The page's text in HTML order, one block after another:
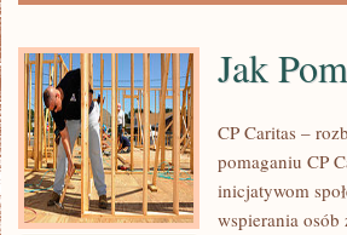
Jak
CP Caritas –
pomaganiu CP
inicjatywom
wspierania